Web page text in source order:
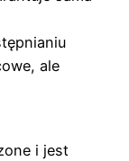
ale
i jest